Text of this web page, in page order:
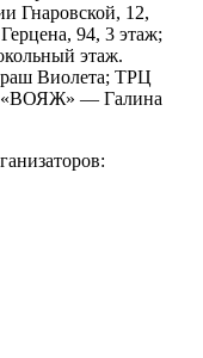
Гнаровской, 12,
94, 3 этаж;
этаж.
Виолета; ТРЦ
«ВОЯЖ» — Галина